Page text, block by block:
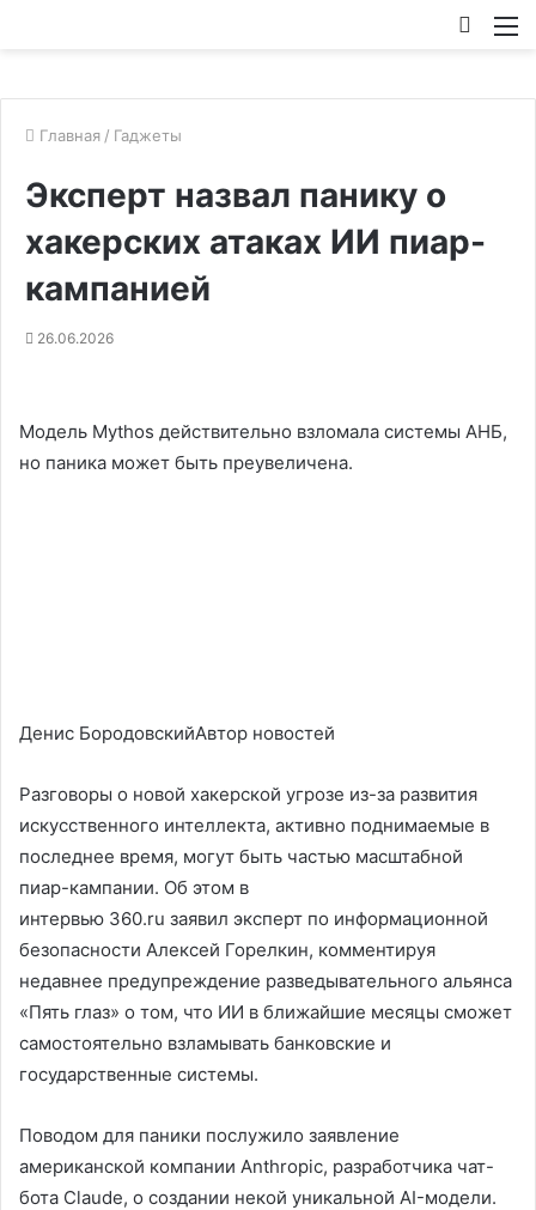
Главная / Гаджеты
Эксперт назвал панику о
хакерских атаках ИИ пиар-
кампанией
26.06.2026
Модель Mythos действительно взломала системы АНБ,
но паника может быть преувеличена.
Денис БородовскийАвтор новостей
Разговоры о новой хакерской угрозе из-за развития
искусственного интеллекта, активно поднимаемые в
последнее время, могут быть частью масштабной
пиар-кампании. Об этом в
интервью 360.ru заявил эксперт по информационной
безопасности Алексей Горелкин, комментируя
недавнее предупреждение разведывательного альянса
«Пять глаз» о том, что ИИ в ближайшие месяцы сможет
самостоятельно взламывать банковские и
государственные системы.
Поводом для паники послужило заявление
американской компании Anthropic, разработчика чат-
бота Claude, о создании некой уникальной AI-модели.